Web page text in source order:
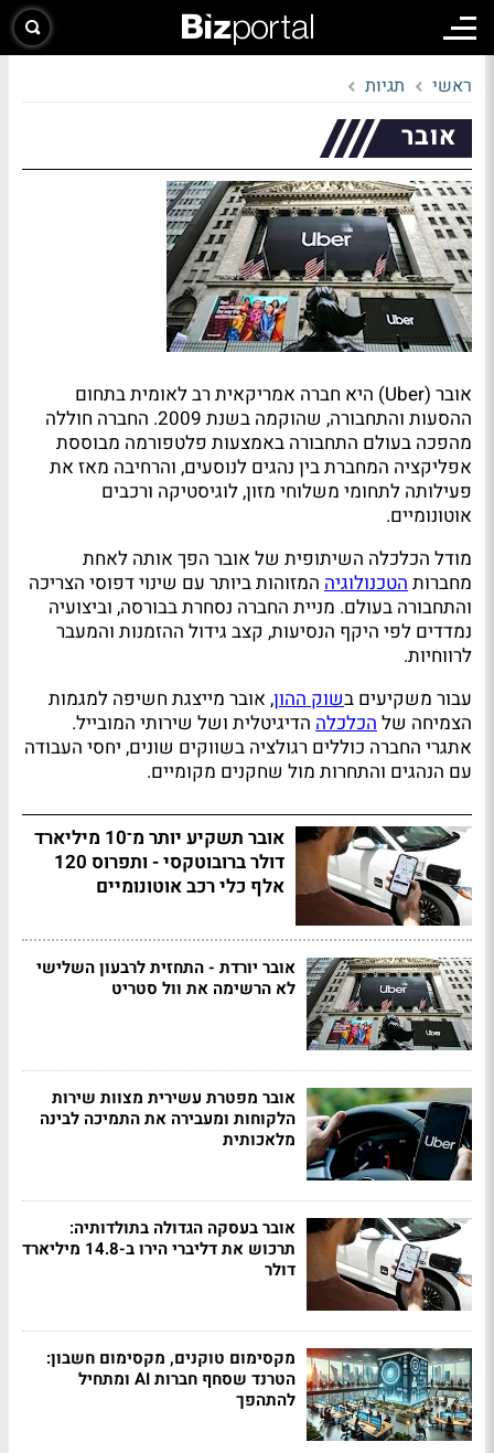
ראשי תגיות
אובר
אובר (Uber) היא חברה אמריקאית רב לאומית בתחום
ההסעות והתחבורה, שהוקמה בשנת 2009. החברה חוללה
מהפכה בעולם התחבורה באמצעות פלטפורמה מבוססת
אפליקציה המחברת בין נהגים לנוסעים, והרחיבה מאז את
פעילותה לתחומי משלוחי מזון, לוגיסטיקה ורכבים
אוטונומיים.
מודל הכלכלה השיתופית של אובר הפך אותה לאחת
מחברותהטכנולוגיה המזוהות ביותר עם שינוי דפוסי הצריכה
והתחבורה בעולם. מניית החברה נסחרת בבורסה, וביצועיה
נמדדים לפי היקף הנסיעות, קצב גידול ההזמנות והמעבר
לרווחיות.
עבור משקיעים בשוק ההון, אובר מייצגת חשיפה למגמות
הצמיחה שלהכלכלה הדיגיטלית ושל שירותי המובייל.
אתגרי החברה כוללים רגולציה בשווקים שונים, יחסי העבודה
עם הנהגים והתחרות מול שחקנים מקומיים.
אובר תשקיע יותר מ־10 מיליארד
דולר ברובוטקסי - ותפרוס 120
אלף כלי רכב אוטונומיים
אובר יורדת - התחזית לרבעון השלישי
לא הרשימה את וול סטריט
אובר מפטרת עשירית מצוות שירות
הלקוחות ומעבירה את התמיכה לבינה
מלאכותית
אובר בעסקה הגדולה בתולדותיה:
תרכוש את דליברי הירו ב-14.8 מיליארד
דולר
מקסימום טוקנים, מקסימום חשבון:
הטרנד שסחף חברות AI ומתחיל
להתהפך